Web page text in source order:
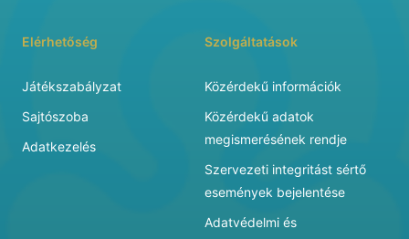
Elérhetőség
Játékszabályzat
Sajtószoba
Adatkezelés
Szolgáltatások
Közérdekű információk
Közérdekű adatok
megismerésének rendje
Szervezeti integritást sértő
események bejelentése
Adatvédelmi és